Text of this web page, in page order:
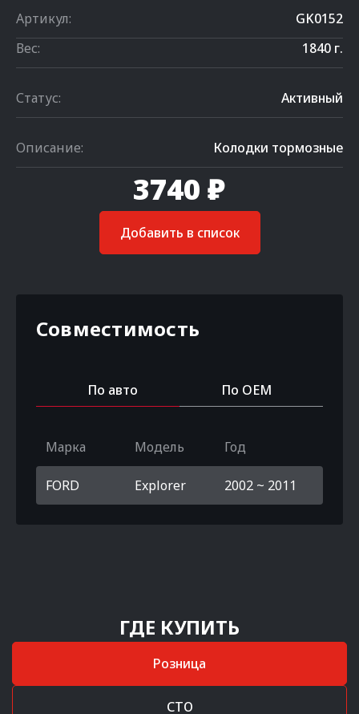
Артикул:
GK0152
Вес:
1840 г.
Статус: Активный
Описание: Колодки тормозные
3740 ₽
Добавить в список
Совместимость
По авто По OEM
Марка Модель Год
FORD Explorer 2002 ~ 2011
ГДЕ КУПИТЬ
Розница
СТО